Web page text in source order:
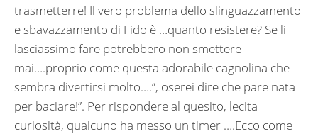
trasmetterre! Il vero problema dello slinguazzamento
e sbavazzamento di Fido è …quanto resistere? Se li
lasciassimo fare potrebbero non smettere
mai….proprio come questa adorabile cagnolina che
sembra divertirsi molto….”, oserei dire che pare nata
per baciare!”. Per rispondere al quesito, lecita
curiosità, qualcuno ha messo un timer ….Ecco come